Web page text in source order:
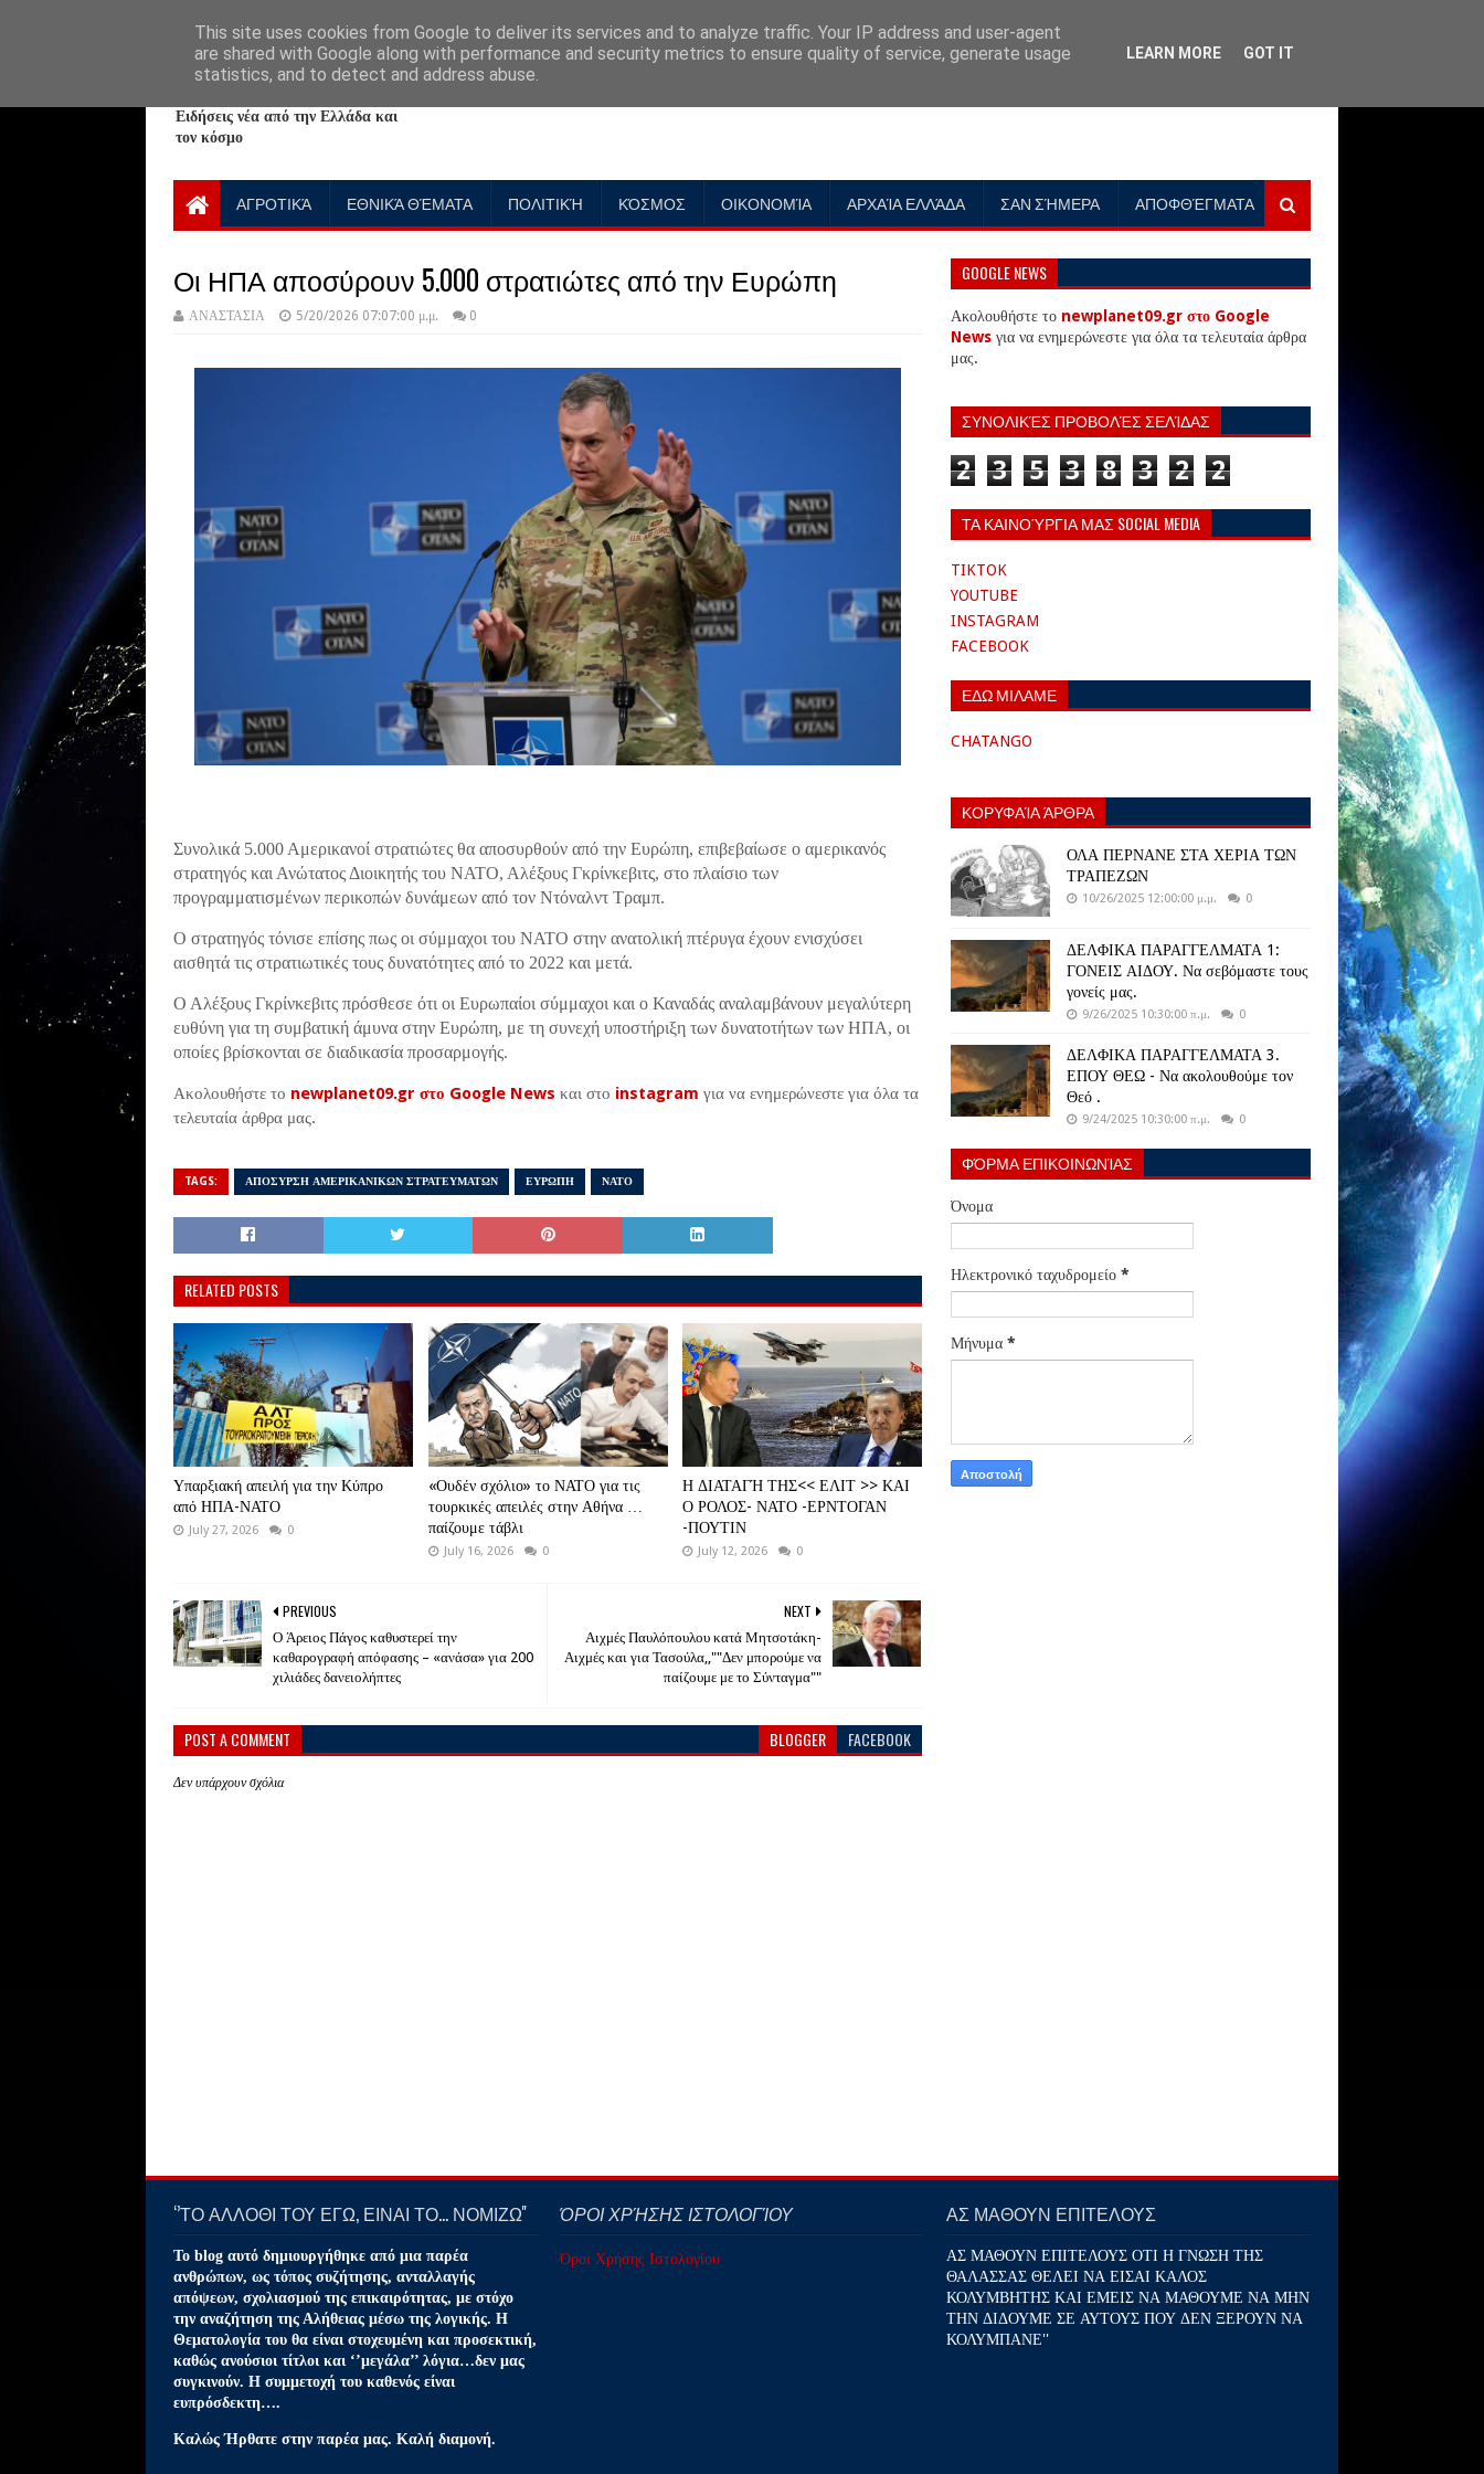
NewPlanet09
Ειδήσεις νέα από την Ελλάδα και
τον κόσμο
ΑΓΡΟΤΙΚΆ ΕΘΝΙΚΆ ΘΈΜΑΤΑ ΠΟΛΙΤΙΚΉ ΚΌΣΜΟΣ ΟΙΚΟΝΟΜΊΑ ΑΡΧΑΊΑ ΕΛΛΆΔΑ ΣΑΝ ΣΉΜΕΡΑ ΑΠΟΦΘΈΓΜΑΤΑ
Οι ΗΠΑ αποσύρουν 5.000 στρατιώτες από την Ευρώπη
ΑΝΑΣΤΑΣΙΑ 5/20/2026 07:07:00 μ.μ. 0
Συνολικά 5.000 Αμερικανοί στρατιώτες θα αποσυρθούν από την Ευρώπη, επιβεβαίωσε ο αμερικανός
στρατηγός και Ανώτατος Διοικητής του ΝΑΤΟ, Αλέξους Γκρίνκεβιτς, στο πλαίσιο των
προγραμματισμένων περικοπών δυνάμεων από τον Ντόναλντ Τραμπ.
Ο στρατηγός τόνισε επίσης πως οι σύμμαχοι του ΝΑΤΟ στην ανατολική πτέρυγα έχουν ενισχύσει
αισθητά τις στρατιωτικές τους δυνατότητες από το 2022 και μετά.
Ο Αλέξους Γκρίνκεβιτς πρόσθεσε ότι οι Ευρωπαίοι σύμμαχοι και ο Καναδάς αναλαμβάνουν μεγαλύτερη
ευθύνη για τη συμβατική άμυνα στην Ευρώπη, με τη συνεχή υποστήριξη των δυνατοτήτων των ΗΠΑ, οι
οποίες βρίσκονται σε διαδικασία προσαρμογής.
Ακολουθήστε το newplanet09.gr στο Google News και στο instagram για να ενημερώνεστε για όλα τα
τελευταία άρθρα μας.
TAGS: ΑΠΟΣΥΡΣΗ ΑΜΕΡΙΚΑΝΙΚΩΝ ΣΤΡΑΤΕΥΜΑΤΩΝ ΕΥΡΩΠΗ ΝΑΤΟ
RELATED POSTS
Υπαρξιακή απειλή για την Κύπρο
από ΗΠΑ-ΝΑΤΟ
July 27, 2026 0
«Ουδέν σχόλιο» το ΝΑΤΟ για τις
τουρκικές απειλές στην Αθήνα …
παίζουμε τάβλι
July 16, 2026 0
Η ΔΙΑΤΑΓΉ ΤΗΣ<< ΕΛΙΤ >> ΚΑΙ
Ο ΡΟΛΟΣ- ΝΑΤΟ -ΕΡΝΤΟΓΑΝ
-ΠΟΥΤΙΝ
July 12, 2026 0
NEXT
Αιχμές Παυλόπουλου κατά Μητσοτάκη-
Αιχμές και για Τασούλα,,""Δεν μπορούμε να
παίζουμε με το Σύνταγμα""
PREVIOUS
Ο Άρειος Πάγος καθυστερεί την
καθαρογραφή απόφασης – «ανάσα» για 200
χιλιάδες δανειολήπτες
POST A COMMENT BLOGGER FACEBOOK
Δεν υπάρχουν σχόλια
GOOGLE NEWS
Ακολουθήστε το newplanet09.gr στο Google
News για να ενημερώνεστε για όλα τα τελευταία άρθρα
μας.
ΣΥΝΟΛΙΚΈΣ ΠΡΟΒΟΛΈΣ ΣΕΛΊΔΑΣ
2 3 5 3 8 3 2 2
ΤΑ ΚΑΙΝΟΎΡΓΙΑ ΜΑΣ SOCIAL MEDIA
TIKTOK
YOUTUBE
INSTAGRAM
FACEBOOK
ΕΔΩ ΜΙΛΑΜΕ
CHATANGO
ΚΟΡΥΦΑΊΑ ΆΡΘΡΑ
ΟΛΑ ΠΕΡΝΑΝΕ ΣΤΑ ΧΕΡΙΑ ΤΩΝ
ΤΡΑΠΕΖΩΝ
10/26/2025 12:00:00 μ.μ. 0
ΔΕΛΦΙΚΑ ΠΑΡΑΓΓΕΛΜΑΤΑ 1:
ΓΟΝΕΙΣ ΑΙΔΟΥ. Να σεβόμαστε τους
γονείς μας.
9/26/2025 10:30:00 π.μ. 0
ΔΕΛΦΙΚΑ ΠΑΡΑΓΓΕΛΜΑΤΑ 3.
ΕΠΟΥ ΘΕΩ - Να ακολουθούμε τον
Θεό .
9/24/2025 10:30:00 π.μ. 0
ΦΌΡΜΑ ΕΠΙΚΟΙΝΩΝΊΑΣ
Όνομα
Ηλεκτρονικό ταχυδρομείο *
Μήνυμα *
‘’ΤΟ ΑΛΛΟΘΙ ΤΟΥ ΕΓΩ, ΕΙΝΑΙ ΤΟ… ΝΟΜΙΖΩ''
Το blog αυτό δημιουργήθηκε από μια παρέα
ανθρώπων, ως τόπος συζήτησης, ανταλλαγής
απόψεων, σχολιασμού της επικαιρότητας, με στόχο
την αναζήτηση της Αλήθειας μέσω της λογικής. Η
Θεματολογία του θα είναι στοχευμένη και προσεκτική,
καθώς ανούσιοι τίτλοι και ‘’μεγάλα’’ λόγια…δεν μας
συγκινούν. Η συμμετοχή του καθενός είναι
ευπρόσδεκτη….
Καλώς Ήρθατε στην παρέα μας. Καλή διαμονή.
ΌΡΟΙ ΧΡΉΣΗΣ ΙΣΤΟΛΟΓΊΟΥ
Όροι Χρήσης Ιστολογίου
ΑΣ ΜΑΘΟΥΝ ΕΠΙΤΕΛΟΥΣ
ΑΣ ΜΑΘΟΥΝ ΕΠΙΤΕΛΟΥΣ ΟΤΙ Η ΓΝΩΣΗ ΤΗΣ
ΘΑΛΑΣΣΑΣ ΘΕΛΕΙ ΝΑ ΕΙΣΑΙ ΚΑΛΟΣ
ΚΟΛΥΜΒΗΤΗΣ ΚΑΙ ΕΜΕΙΣ ΝΑ ΜΑΘΟΥΜΕ ΝΑ ΜΗΝ
ΤΗΝ ΔΙΔΟΥΜΕ ΣΕ ΑΥΤΟΥΣ ΠΟΥ ΔΕΝ ΞΕΡΟΥΝ ΝΑ
ΚΟΛΥΜΠΑΝΕ''
This site uses cookies from Google to deliver its services and to analyze traffic. Your IP address and user-agent
are shared with Google along with performance and security metrics to ensure quality of service, generate usage
statistics, and to detect and address abuse.
LEARN MORE GOT IT